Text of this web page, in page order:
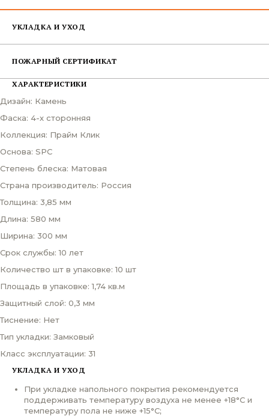
УКЛАДКА И УХОД
ПОЖАРНЫЙ СЕРТИФИКАТ
ХАРАКТЕРИСТИКИ
Дизайн: Камень
Фаска: 4-х сторонняя
Коллекция: Прайм Клик
Основа: SPC
Степень блеска: Матовая
Страна производитель: Россия
Толщина: 3,85 мм
Длина: 580 мм
Ширина: 300 мм
Срок службы: 10 лет
Количество шт в упаковке: 10 шт
Площадь в упаковке: 1,74 кв.м
Защитный слой: 0,3 мм
Тиснение: Нет
Тип укладки: Замковый
Класс эксплуатации: 31
УКЛАДКА И УХОД
При укладке напольного покрытия рекомендуется
поддерживать температуру воздуха не менее +18°С и
температуру пола не ниже +15°С;